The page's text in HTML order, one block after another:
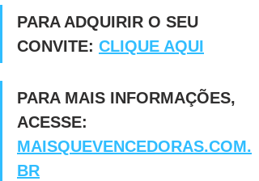
PARA ADQUIRIR O SEU
CONVITE: CLIQUE AQUI
PARA MAIS INFORMAÇÕES,
ACESSE:
MAISQUEVENCEDORAS.COM.
BR